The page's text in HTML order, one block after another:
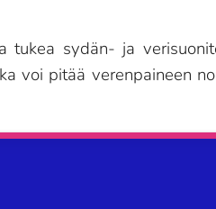
tukea sydän- ja
voi pitää verenpaineen